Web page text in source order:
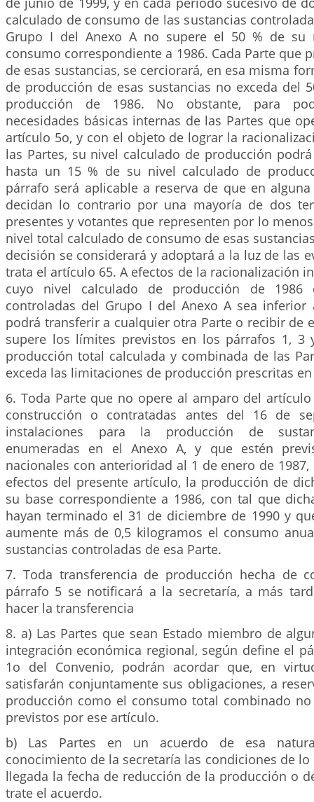
calculado de consumo de las sustancias
Grupo I del Anexo A no supere el 50 % de su
consumo correspondiente a 1986. Cada Parte que
de esas sustancias, se cerciorará, en esa misma
de producción de esas sustancias no exceda del
producción de 1986. No obstante, para
necesidades básicas internas de las Partes que
artículo 5o, y con el objeto de lograr la
las Partes, su nivel calculado de producción
hasta un 15 % de su nivel calculado de
párrafo será aplicable a reserva de que en
decidan lo contrario por una mayoría de dos
presentes y votantes que representen por lo
nivel total calculado de consumo de esas
decisión se considerará y adoptará a la luz de las
trata el artículo 65. A efectos de la racionalización
cuyo nivel calculado de producción de 1986
controladas del Grupo I del Anexo A sea inferior
podrá transferir a cualquier otra Parte o recibir de
supere los límites previstos en los párrafos 1,
producción total calculada y combinada de las
exceda las limitaciones de producción prescritas
6. Toda Parte que no opere al amparo del
construcción o contratadas antes del 16 de
instalaciones para la producción de
enumeradas en el Anexo A, y que estén
nacionales con anterioridad al 1 de enero de
efectos del presente artículo, la producción de
su base correspondiente a 1986, con tal que
hayan terminado el 31 de diciembre de 1990 y
aumente más de 0,5 kilogramos el consumo
sustancias controladas de esa Parte.
7. Toda transferencia de producción hecha de
párrafo 5 se notificará a la secretaría, a más
hacer la transferencia
8. a) Las Partes que sean Estado miembro de
integración económica regional, según define el
1o del Convenio, podrán acordar que, en
satisfarán conjuntamente sus obligaciones, a
producción como el consumo total combinado
previstos por ese artículo.
b) Las Partes en un acuerdo de esa
conocimiento de la secretaría las condiciones de lo
llegada la fecha de reducción de la producción o
trate el acuerdo.